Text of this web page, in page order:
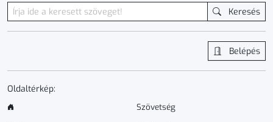
Keresés
Belépés
Oldaltérkép:
Szövetség